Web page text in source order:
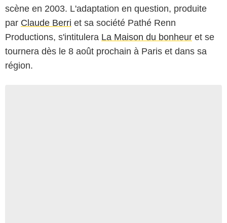
scène en 2003. L'adaptation en question, produite
par Claude Berri et sa société Pathé Renn
Productions, s'intitulera La Maison du bonheur et se
tournera dès le 8 août prochain à Paris et dans sa
région.